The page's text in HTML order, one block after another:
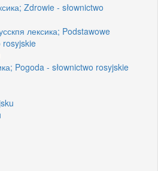
Zdrowie - słownictwo
лексика; Podstawowe
rosyjskie
Pogoda - słownictwo rosyjskie